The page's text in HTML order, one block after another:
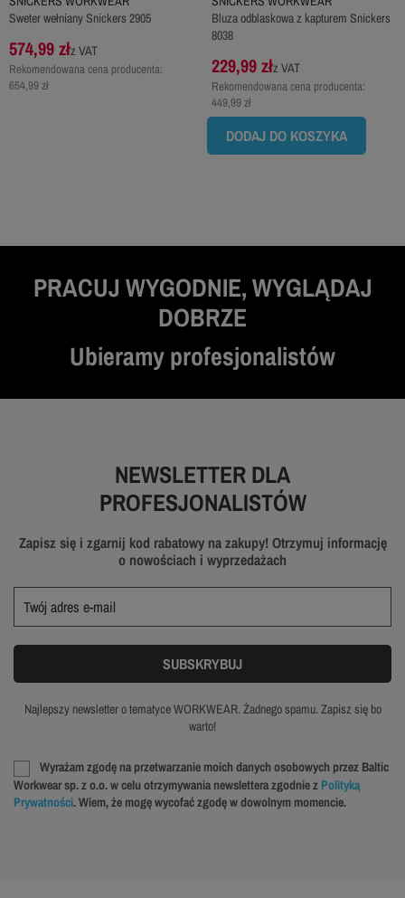
Sweter wełniany Snickers 2905
574,99 złz VAT
Rekomendowana cena producenta:
654,99 zł
Bluza odblaskowa z kapturem Snickers
8038
229,99 złz VAT
Rekomendowana cena producenta:
449,99 zł
DODAJ DO KOSZYKA
PRACUJ WYGODNIE, WYGLĄDAJ
DOBRZE
Ubieramy profesjonalistów
NEWSLETTER DLA
PROFESJONALISTÓW
Zapisz się i zgarnij kod rabatowy na zakupy! Otrzymuj informację
o nowościach i wyprzedażach
Najlepszy newsletter o tematyce WORKWEAR. Żadnego spamu. Zapisz się bo
warto!
Wyrażam zgodę na przetwarzanie moich danych osobowych przez Baltic
Workwear sp. z o.o. w celu otrzymywania newslettera zgodnie z Polityką
Prywatności. Wiem, że mogę wycofać zgodę w dowolnym momencie.